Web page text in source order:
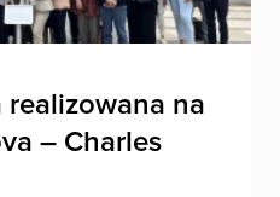
na
– Charles